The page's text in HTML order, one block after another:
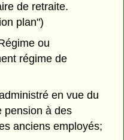
de retraite.
plan")
ou
régime de
en vue du
pension à des
anciens employés;